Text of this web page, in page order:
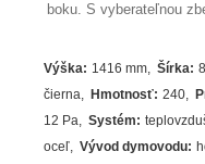
boku. S vyberateľnou
Výška: 1416 mm Šírka:
čierna
Hmotnosť: 240
12 Pa
Systém:
oceľ
Vývod dymovodu: